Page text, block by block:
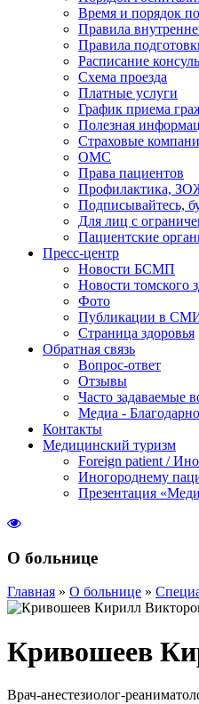
Время и порядок
Правила
Правила
Расписание
Схема проезда
Платные услуги
График приема
Полезная
Страховые
ОМС
Права пациентов
Профилактика,
Подписывайтесь,
Для лиц с
Пациентские
Пресс-центр
Новости БСМП
Новости томского
Фото
Публикации в
Страница здоровья
Обратная связь
Вопрос-ответ
Отзывы
Часто задаваемые
Медиа -
Контакты
Медицинский туризм
Foreign patient /
Иногороднему
Презентация
О больнице
Главная » О больнице »
Кривошеев
Врач-анестезиолог-